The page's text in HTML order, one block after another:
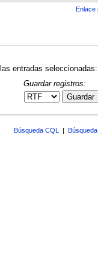
Enlace
entradas seleccionadas:
Guardar registros:
Guardar
Búsqueda CQL